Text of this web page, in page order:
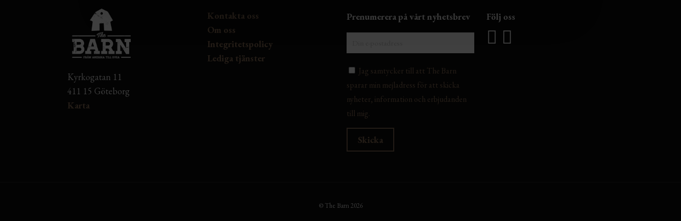
Kyrkogatan 11
411 15 Göteborg
Karta
Kontakta oss
Om oss
Integritetspolicy
Lediga tjänster
Prenumerera på vårt nyhetsbrev
Jag samtycker till att The Barn
sparar min mejladress för att skicka
nyheter, information och erbjudanden
till mig.
Följ oss
© The Barn 2026